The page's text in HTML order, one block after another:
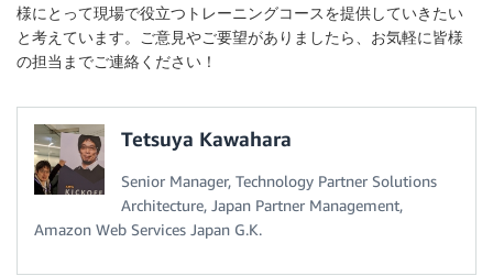
様にとって現場で役立つトレーニングコースを提供していきたい
と考えています。ご意見やご要望がありましたら、お気軽に皆様
の担当までご連絡ください！
Tetsuya Kawahara
Senior Manager, Technology Partner Solutions
Architecture, Japan Partner Management,
Amazon Web Services Japan G.K.